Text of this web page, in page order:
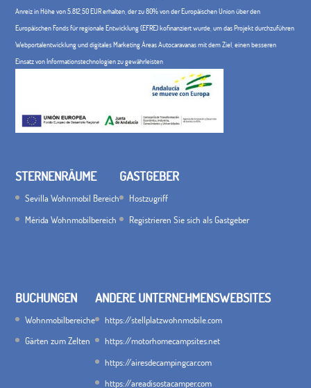
Anreiz in Höhe von 5.812,50 EUR erhalten, der zu 80% von der Europäischen Union über den
Europäischen Fonds für regionale Entwicklung (EFRE) kofinanziert wurde, um das Projekt durchzuführen
Webportalentwicklung und digitales Marketing Áreas Autocaravanas mit dem Ziel, einen besseren
Einsatz von Informationstechnologien zu gewährleisten
STERNENRÄUME
Sevilla Wohnmobil Bereich
Mérida Wohnmobilbereich
GASTGEBER
Hostzugriff
Registrieren Sie sich als Gastgeber
BUCHUNGEN
Wohnmobilbereiche
Gärten zum Zelten
ANDERE UNTERNEHMENSWEBSITES
https://stellplatzwohnmobile.com
https://motorhomecampsites.net
https://airesdecampingcar.com
https://areadisostacamper.com